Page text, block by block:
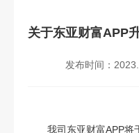
关于东亚财富APP
发布时间：
我司东亚财富APP将